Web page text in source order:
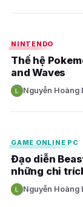
NINTENDO
Thế hệ
and Waves
N Nguyễn Hoàng
GAME ONLINE PC
Đạo diễn
những chỉ
N Nguyễn Hoàng